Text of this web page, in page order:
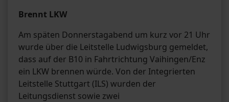
Brennt LKW
Am späten Donnerstagabend um kurz vor 21 Uhr
wurde über die Leitstelle Ludwigsburg gemeldet,
dass auf der B10 in Fahrtrichtung Vaihingen/Enz
ein LKW brennen würde. Von der Integrierten
Leitstelle Stuttgart (ILS) wurden der
Leitungsdienst sowie zwei